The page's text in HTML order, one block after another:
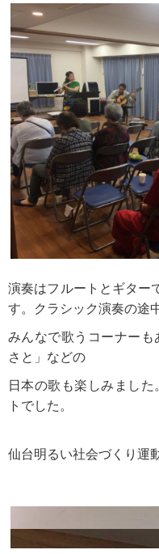
演奏はフルートとギター
す。クラシック演奏の途
みんなで歌うコーナー
さと」などの
日本の歌も楽しみまし
トでした。
仙台明るい社会づくり